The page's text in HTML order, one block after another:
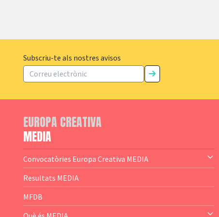
Subscriu-te als nostres avisos
EUROPA CREATIVA
MEDIA
Convocatòries Europa Creativa MEDIA
— Content Cluster
— Business Cluster
Resultats MEDIA
MFDB